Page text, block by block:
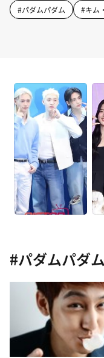
#パダムパダム #キム
#パダムパダム